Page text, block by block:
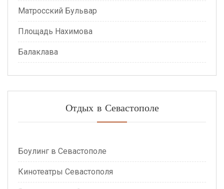
Матросский Бульвар
Площадь Нахимова
Балаклава
Отдых в Севастополе
Боулинг в Севастополе
Кинотеатры Севастополя